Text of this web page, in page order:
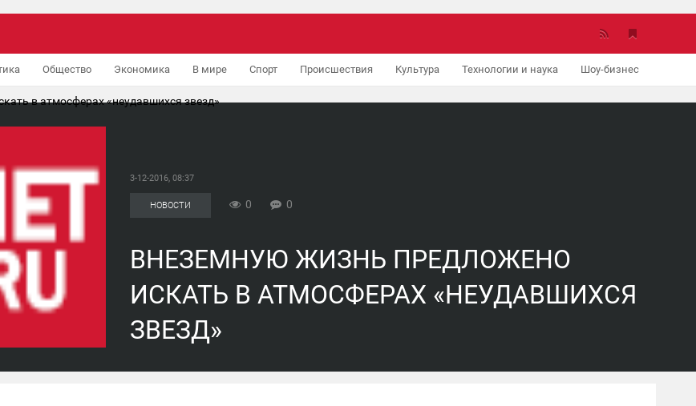
Общество Экономика В мире Спорт Происшествия Культура Технологии и наука Шоу-бизнес
в атмосферах «неудавшихся звезд»
3-12-2016, 08:37
НОВОСТИ 0 0
ВНЕЗЕМНУЮ ЖИЗНЬ ПРЕДЛОЖЕНО
ИСКАТЬ В АТМОСФЕРАХ «НЕУДАВШИХСЯ
ЗВЕЗД»